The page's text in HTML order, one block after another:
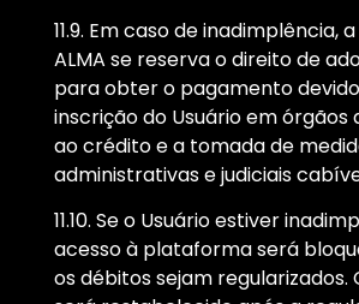
11.9. Em caso de inadimplência,
ALMA se reserva o direito de
para obter o pagamento
inscrição do Usuário em
ao crédito e a tomada de
administrativas e judiciais
11.10. Se o Usuário estiver
acesso à plataforma será
os débitos sejam regularizados.